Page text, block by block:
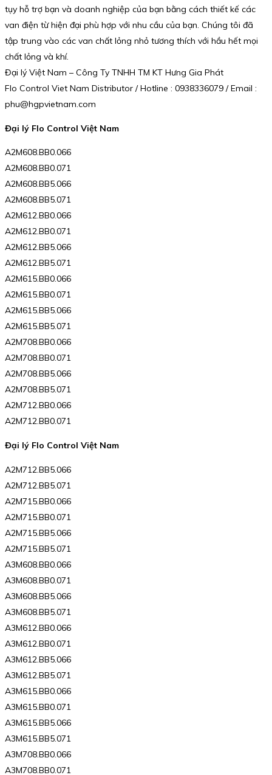
tụy hỗ trợ bạn và doanh nghiệp của bạn bằng cách thiết kế các
van điện từ hiện đại phù hợp với nhu cầu của bạn. Chúng tôi đã
tập trung vào các van chất lỏng nhỏ tương thích với hầu hết mọi
chất lỏng và khí.
Đại lý Việt Nam – Công Ty TNHH TM KT Hưng Gia Phát
Flo Control Viet Nam Distributor / Hotline : 0938336079 / Email :
phu@hgpvietnam.com
Đại lý Flo Control Việt Nam
A2M608.BB0.066
A2M608.BB0.071
A2M608.BB5.066
A2M608.BB5.071
A2M612.BB0.066
A2M612.BB0.071
A2M612.BB5.066
A2M612.BB5.071
A2M615.BB0.066
A2M615.BB0.071
A2M615.BB5.066
A2M615.BB5.071
A2M708.BB0.066
A2M708.BB0.071
A2M708.BB5.066
A2M708.BB5.071
A2M712.BB0.066
A2M712.BB0.071
Đại lý Flo Control Việt Nam
A2M712.BB5.066
A2M712.BB5.071
A2M715.BB0.066
A2M715.BB0.071
A2M715.BB5.066
A2M715.BB5.071
A3M608.BB0.066
A3M608.BB0.071
A3M608.BB5.066
A3M608.BB5.071
A3M612.BB0.066
A3M612.BB0.071
A3M612.BB5.066
A3M612.BB5.071
A3M615.BB0.066
A3M615.BB0.071
A3M615.BB5.066
A3M615.BB5.071
A3M708.BB0.066
A3M708.BB0.071